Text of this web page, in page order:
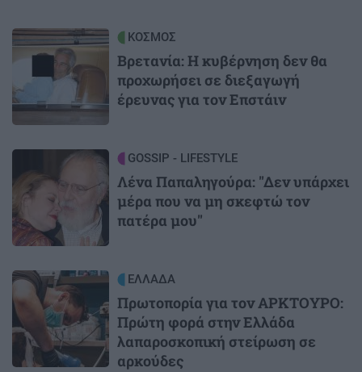
Image ΚΟΣΜΟΣ
Βρετανία: Η κυβέρνηση δεν θα
προχωρήσει σε διεξαγωγή
έρευνας για τον Επστάιν
GOSSIP - LIFESTYLE
Λένα Παπαληγούρα: "Δεν υπάρχει
μέρα που να μη σκεφτώ τον
πατέρα μου"
Image ΕΛΛΑΔΑ
Πρωτοπορία για τον ΑΡΚΤΟΥΡΟ:
Πρώτη φορά στην Ελλάδα
λαπαροσκοπική στείρωση σε
αρκούδες